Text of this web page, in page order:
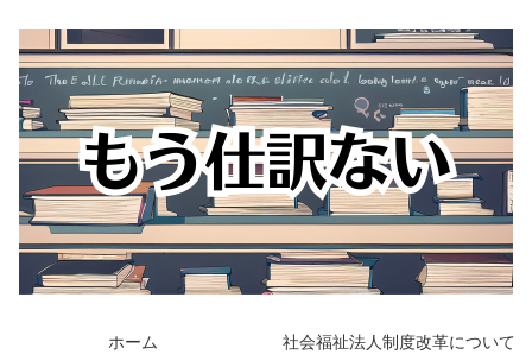
ホーム 社会福祉法人制度改革について